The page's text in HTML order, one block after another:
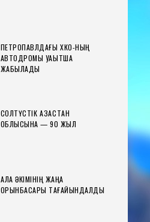
ПЕТРОПАВЛДАҒЫ ХҚКО-НЫҢ
АВТОДРОМЫ УАҚЫТША
ЖАБЫЛАДЫ
СОЛТҮСТІК ҚАЗАҚСТАН
ОБЛЫСЫНА — 90 ЖЫЛ
ҚАЛА ӘКІМІНІҢ ЖАҢА
ОРЫНБАСАРЫ ТАҒАЙЫНДАЛДЫ